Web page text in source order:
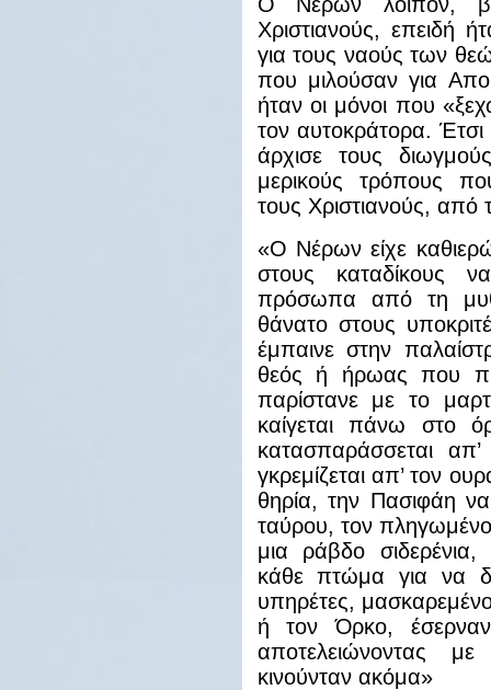
Χριστιανούς, επειδή
για τους ναούς των
που μιλούσαν για
ήταν οι μόνοι που
τον αυτοκράτορα.
άρχισε τους
μερικούς τρόπους
τους Χριστιανούς, από
«Ο Νέρων είχε
στους καταδίκους
πρόσωπα από τη
θάνατο στους
έμπαινε στην
θεός ή ήρωας που
παρίστανε με το
καίγεται πάνω στο
κατασπαράσσεται
γκρεμίζεται απ’ τον
θηρία, την Πασιφάη
ταύρου, τον
μια ράβδο σιδερένια,
κάθε πτώμα για να
υπηρέτες,
ή τον Όρκο,
αποτελειώνοντας
κινούνταν ακόμα»